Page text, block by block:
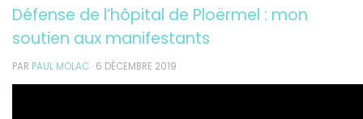
Défense de l’hôpital de Ploërmel : mon
soutien aux manifestants
PAR PAUL MOLAC · 6 DÉCEMBRE 2019